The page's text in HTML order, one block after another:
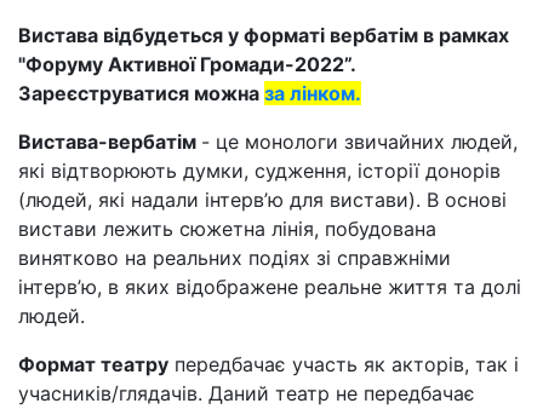
Вистава відбудеться у форматі вербатім в рамках
"Форуму Активної Громади-2022”.
Зареєструватися можна за лінком.
Вистава-вербатім - це монологи звичайних людей,
які відтворюють думки, судження, історії донорів
(людей, які надали інтерв’ю для вистави). В основі
вистави лежить сюжетна лінія, побудована
винятково на реальних подіях зі справжніми
інтерв’ю, в яких відображене реальне життя та долі
людей.
Формат театру передбачає участь як акторів, так і
учасників/глядачів. Даний театр не передбачає